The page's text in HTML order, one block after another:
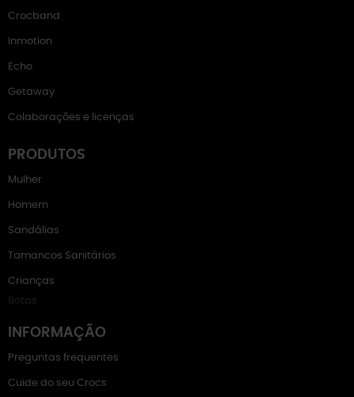
Crocband
Inmotion
Echo
Getaway
Colaborações e licenças
PRODUTOS
Mulher
Homem
Sandálias
Tamancos Sanitários
Crianças
Botas
INFORMAÇÃO
Preguntas frequentes
Cuide do seu Crocs